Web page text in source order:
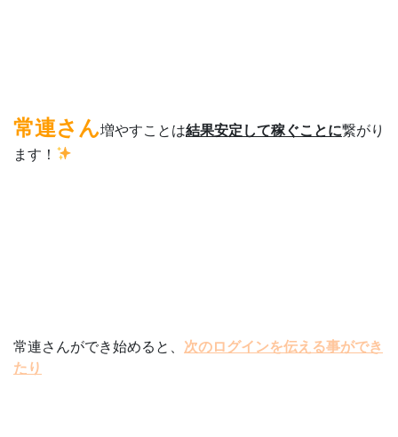
常連さん増やすことは結果安定して稼ぐことに繋がり
ます！
常連さんができ始めると、 次のログインを伝える事ができ
たり